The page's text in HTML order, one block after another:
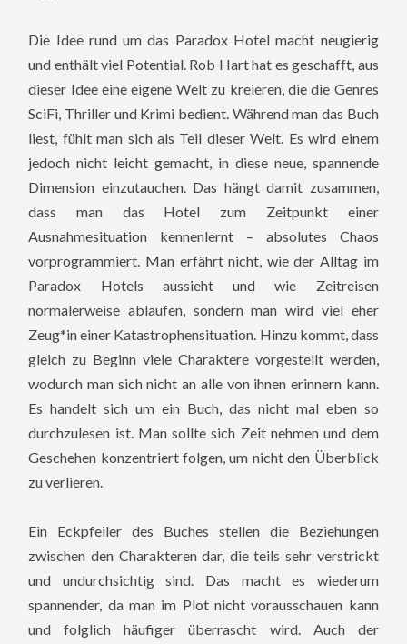
Die Idee rund um das Paradox Hotel macht neugierig
und enthält viel Potential. Rob Hart hat es geschafft, aus
dieser Idee eine eigene Welt zu kreieren, die die Genres
SciFi, Thriller und Krimi bedient. Während man das Buch
liest, fühlt man sich als Teil dieser Welt. Es wird einem
jedoch nicht leicht gemacht, in diese neue, spannende
Dimension einzutauchen. Das hängt damit zusammen,
dass man das Hotel zum Zeitpunkt einer
Ausnahmesituation kennenlernt – absolutes Chaos
vorprogrammiert. Man erfährt nicht, wie der Alltag im
Paradox Hotels aussieht und wie Zeitreisen
normalerweise ablaufen, sondern man wird viel eher
Zeug*in einer Katastrophensituation. Hinzu kommt, dass
gleich zu Beginn viele Charaktere vorgestellt werden,
wodurch man sich nicht an alle von ihnen erinnern kann.
Es handelt sich um ein Buch, das nicht mal eben so
durchzulesen ist. Man sollte sich Zeit nehmen und dem
Geschehen konzentriert folgen, um nicht den Überblick
zu verlieren.
Ein Eckpfeiler des Buches stellen die Beziehungen
zwischen den Charakteren dar, die teils sehr verstrickt
und undurchsichtig sind. Das macht es wiederum
spannender, da man im Plot nicht vorausschauen kann
und folglich häufiger überrascht wird. Auch der